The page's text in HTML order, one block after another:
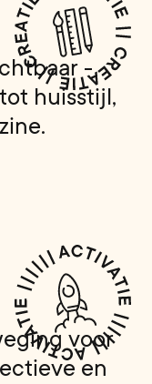
-
huisstijl,
voor
en